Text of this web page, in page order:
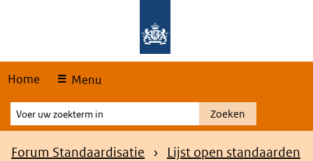
Home Menu
Voer
uw
zoekterm
Zoeken
Kruimelpad
Forum Standaardisatie
Lijst open standaarden